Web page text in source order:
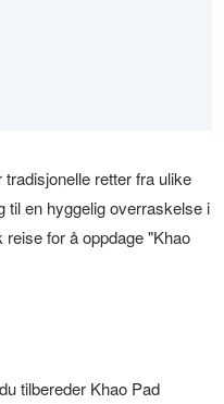
retter fra ulike
til en hyggelig overraskelse i
for å oppdage "Khao
tilbereder Khao Pad